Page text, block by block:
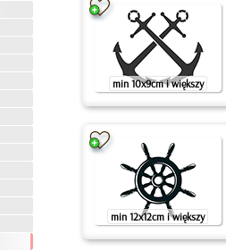
min 10x9cm i większy
min 12x12cm i większy